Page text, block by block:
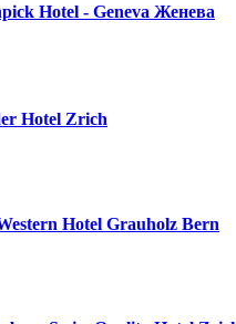
Hotel - Geneva Женева
Hotel Zrich
Hotel Grauholz Bern